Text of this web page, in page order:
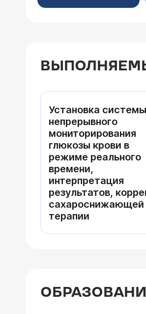
Установка системы
непрерывного
мониторирования
глюкозы крови в
режиме реального
времени,
интерпретация
результатов,
сахароснижающей
терапии